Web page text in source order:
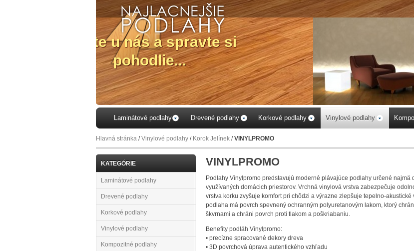
Laminátové podlahy Drevené podlahy Korkové podlahy Vinylové podlahy
Hlavná stránka /Vinylové podlahy / Korok Jelínek /VINYLPROMO
KATEGÓRIE
Laminátové podlahy
Drevené podlahy
Korkové podlahy
Vinylové podlahy
Kompozitné podlahy
VINYLPROMO
Podlahy Vinylpromo predstavujú moderné plávajúce podlahy určené najmä
využívaných domácich priestorov. Vrchná vinylová vrstva zabezpečuje
vrstva korku zvyšuje komfort pri chôdzi a výrazne zlepšuje tepelno-akustické
podlaha má povrch spevnený ochranným polyuretanovým lakom, ktorý
škvrnami a chráni povrch proti tlakom a poškriabaniu.
Benefity podláh Vinylpromo:
• precízne spracované dekory dreva
• 3D povrchová úprava autentického vzhľadu
...vyberte si podlahu k
Vášmu obytnému
priestoru...